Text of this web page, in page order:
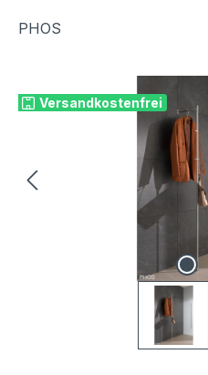
PHOS
Versandkostenfrei